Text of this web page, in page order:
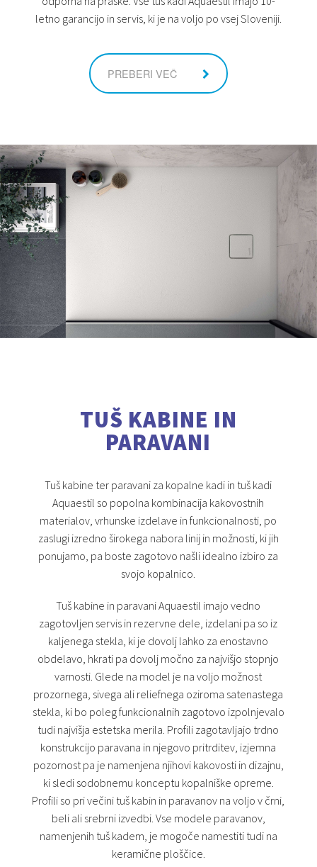
letno garancijo in servis, ki je na voljo po vsej Sloveniji.
PREBERI VEČ
TUŠ KABINE IN
PARAVANI
Tuš kabine ter paravani za kopalne kadi in tuš kadi
Aquaestil so popolna kombinacija kakovostnih
materialov, vrhunske izdelave in funkcionalnosti, po
zaslugi izredno širokega nabora linij in možnosti, ki jih
ponujamo, pa boste zagotovo našli idealno izbiro za
svojo kopalnico.
Tuš kabine in paravani Aquaestil imajo vedno
zagotovljen servis in rezervne dele, izdelani pa so iz
kaljenega stekla, ki je dovolj lahko za enostavno
obdelavo, hkrati pa dovolj močno za najvišjo stopnjo
varnosti. Glede na model je na voljo možnost
prozornega, sivega ali reliefnega oziroma satenastega
stekla, ki bo poleg funkcionalnih zagotovo izpolnjevalo
tudi najvišja estetska merila. Profili zagotavljajo trdno
konstrukcijo paravana in njegovo pritrditev, izjemna
pozornost pa je namenjena njihovi kakovosti in dizajnu,
ki sledi sodobnemu konceptu kopalniške opreme.
Profili so pri večini tuš kabin in paravanov na voljo v črni,
beli ali srebrni izvedbi. Vse modele paravanov,
namenjenih tuš kadem, je mogoče namestiti tudi na
keramične ploščice.